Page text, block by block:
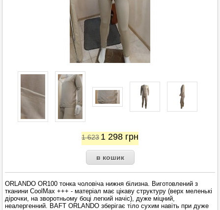
1 623 1 298 грн
ORLANDO OR100 тонка чоловіча нижня білизна. Виготовлений з
тканини CoolMax +++ - матеріал має цікаву структуру (верх меленькі
дірочки, на зворотньому боці легкий начіс), дуже міцний,
неалергенний. BAFT ORLANDO зберігає тіло сухим навіть при дуже